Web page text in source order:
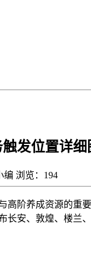
发位置详细
编 浏览： 194
高阶养成资源的重
长安、敦煌、楼兰